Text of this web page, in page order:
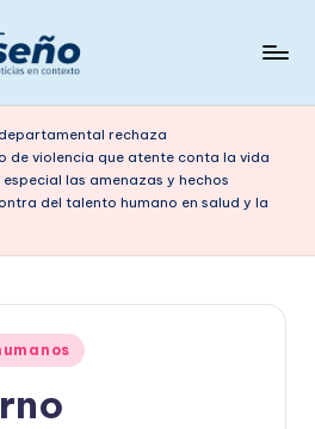
rechaza
violencia que atente conta la vida
las amenazas y hechos
del talento humano en salud y la